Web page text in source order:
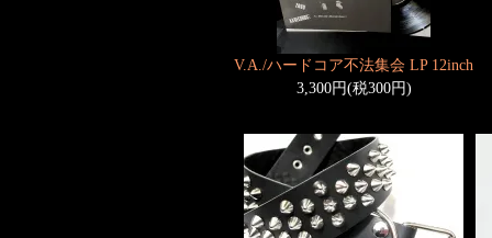
V.A./ハードコア不法集会 LP 12inch
3,300円(税300円)